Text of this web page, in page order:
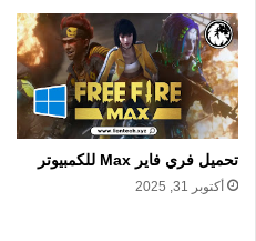
تحميل فري فاير Max للكمبيوتر
أكتوبر 31, 2025